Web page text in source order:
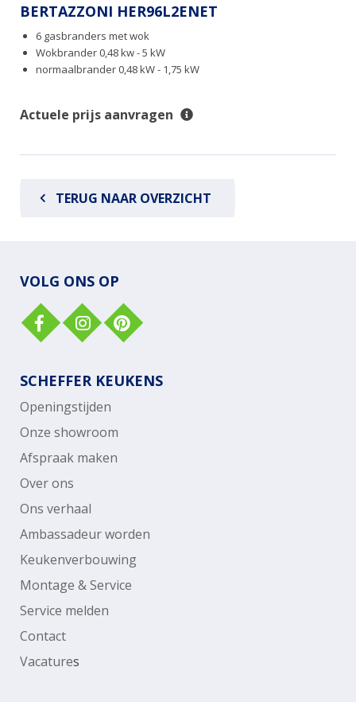
BERTAZZONI HER96L2ENET
6 gasbranders met wok
Wokbrander 0,48 kw - 5 kW
normaalbrander 0,48 kW - 1,75 kW
Actuele prijs aanvragen
TERUG NAAR OVERZICHT
VOLG ONS OP
SCHEFFER KEUKENS
Openingstijden
Onze showroom
Afspraak maken
Over ons
Ons verhaal
Ambassadeur worden
Keukenverbouwing
Montage & Service
Service melden
Contact
Vacatures